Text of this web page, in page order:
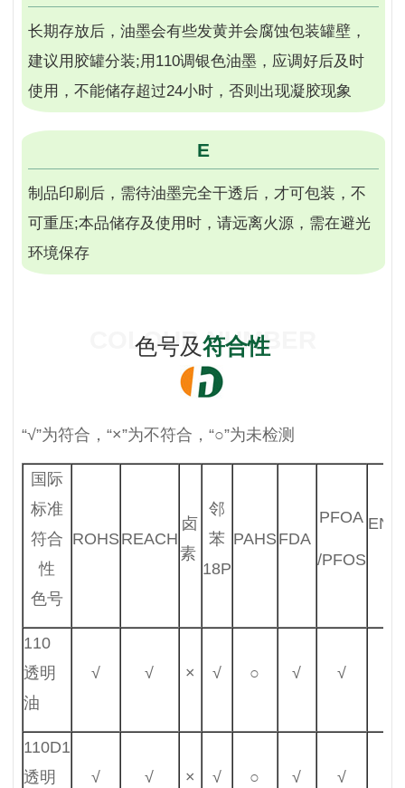
长期存放后，油墨会有些发黄并会腐蚀包装罐壁，
建议用胶罐分装;用110调银色油墨，应调好后及时
使用，不能储存超过24小时，否则出现凝胶现象
E
制品印刷后，需待油墨完全干透后，才可包装，不
可重压;本品储存及使用时，请远离火源，需在避光
环境保存
COLOUR NUMBER
色号及符合性
“√”为符合，“×”为不符合，“○”为未检测
国际
标准
符合
性
色号
ROHS REACH
卤
素
邻
苯
18P
PAHS FDA
PFOA
/PFOS
110
透明
油
√ √ × √ ○ √ √
110D1
透明
√ √ × √ ○ √ √